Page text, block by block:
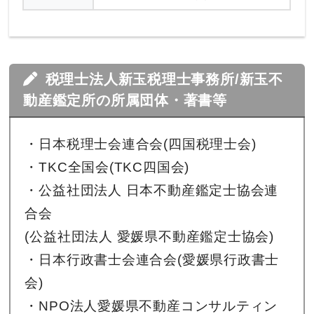
税理士法人新玉税理士事務所/新玉不
動産鑑定所の所属団体・著書等
・日本税理士会連合会(四国税理士会)
・TKC全国会(TKC四国会)
・公益社団法人 日本不動産鑑定士協会連
合会
(公益社団法人 愛媛県不動産鑑定士協会)
・日本行政書士会連合会(愛媛県行政書士
会)
・NPO法人愛媛県不動産コンサルティン